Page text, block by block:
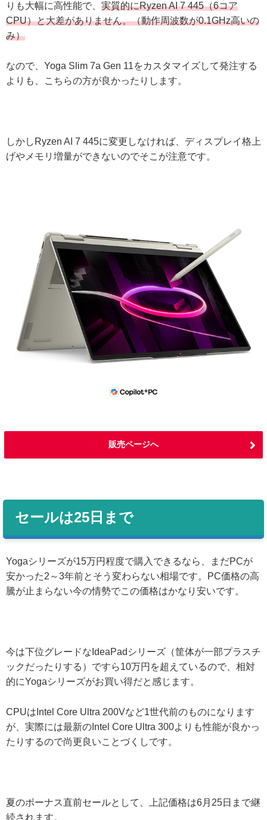
りも大幅に高性能で、 実質的にRyzen AI 7 445（6コア
CPU）と大差がありません。（動作周波数が0.1GHz高いの
み）
なので、Yoga Slim 7a Gen 11をカスタマイズして発注する
よりも、こちらの方が良かったりします。
しかしRyzen AI 7 445に変更しなければ、ディスプレイ格上
げやメモリ増量ができないのでそこが注意です。
販売ページへ
セールは25日まで
Yogaシリーズが15万円程度で購入できるなら、まだPCが
安かった2～3年前とそう変わらない相場です。PC価格の高
騰が止まらない今の情勢でこの価格はかなり安いです。
今は下位グレードなIdeaPadシリーズ（筐体が一部プラスチ
ックだったりする）ですら10万円を超えているので、相対
的にYogaシリーズがお買い得だと感じます。
CPUはIntel Core Ultra 200Vなど1世代前のものになります
が、実際には最新のIntel Core Ultra 300よりも性能が良かっ
たりするので尚更良いことづくしです。
夏のボーナス直前セールとして、上記価格は6月25日まで継
続されます。